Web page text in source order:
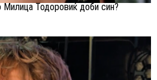
Тодоровиќ доби син?